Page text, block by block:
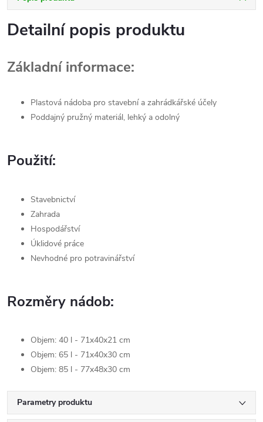
Detailní popis produktu
Základní informace:
Plastová nádoba pro stavební a zahrádkářské účely
Poddajný pružný materiál, lehký a odolný
Použití:
Stavebnictví
Zahrada
Hospodářství
Úklidové práce
Nevhodné pro potravinářství
Rozměry nádob:
Objem: 40 l - 71x40x21 cm
Objem: 65 l - 71x40x30 cm
Objem: 85 l - 77x48x30 cm
Parametry produktu